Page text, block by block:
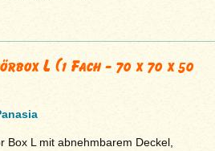
L (1 Fach - 70 x 70 x 50
Box L mit abnehmbarem Deckel,